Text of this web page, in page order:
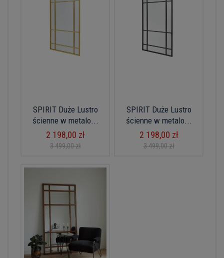
SPIRIT Duże Lustro
ścienne w metalo...
2 198,00 zł
3 499,00 zł
SPIRIT Duże Lustro
ścienne w metalo...
2 198,00 zł
3 499,00 zł